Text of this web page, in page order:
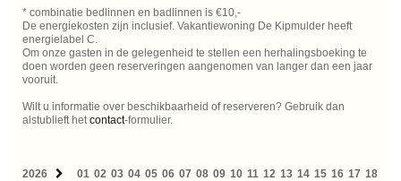
* combinatie bedlinnen en badlinnen is €10,-
De energiekosten zijn inclusief. Vakantiewoning De Kipmulder heeft
energielabel C.
Om onze gasten in de gelegenheid te stellen een herhalingsboeking te
doen worden geen reserveringen aangenomen van langer dan een jaar
vooruit.
Wilt u informatie over beschikbaarheid of reserveren? Gebruik dan
alstublieft het contact-formulier.
2026 01 02 03 04 05 06 07 08 09 10 11 12 13 14 15 16 17 18